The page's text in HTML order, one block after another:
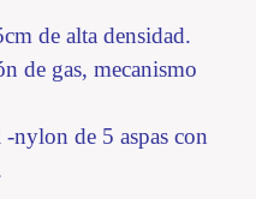
de alta densidad.
de gas, mecanismo
nylon de 5 aspas con